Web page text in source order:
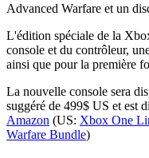
Advanced Warfare et un
L'édition spéciale de la
console et du contrôleur,
ainsi que pour la première
La nouvelle console sera
suggéré de 499$ US et est
Amazon (US: Xbox One
Warfare Bundle)